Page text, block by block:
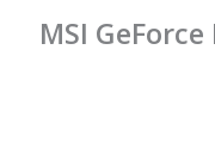
MSI GeForce